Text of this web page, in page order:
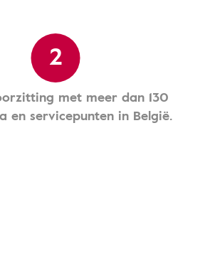
2
met meer dan 130
en servicepunten in België.